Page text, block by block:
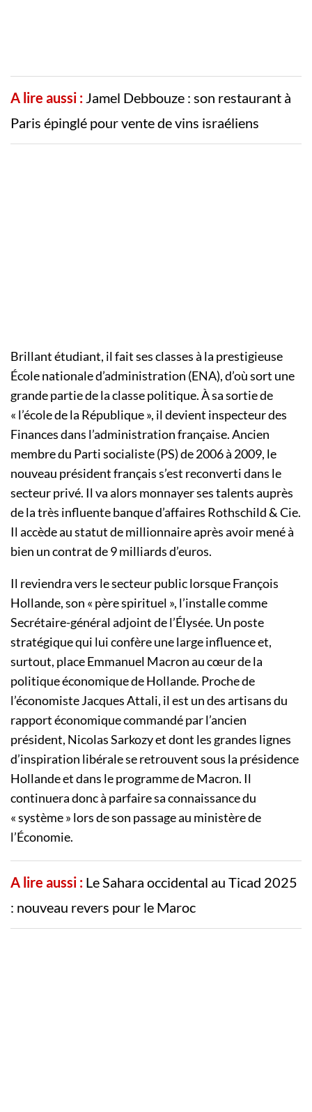
A lire aussi : Jamel Debbouze : son restaurant à
Paris épinglé pour vente de vins israéliens
Brillant étudiant, il fait ses classes à la prestigieuse
École nationale d’administration (ENA), d’où sort une
grande partie de la classe politique. À sa sortie de
« l’école de la République », il devient inspecteur des
Finances dans l’administration française. Ancien
membre du Parti socialiste (PS) de 2006 à 2009, le
nouveau président français s’est reconverti dans le
secteur privé. Il va alors monnayer ses talents auprès
de la très influente banque d’affaires Rothschild & Cie.
Il accède au statut de millionnaire après avoir mené à
bien un contrat de 9 milliards d’euros.
Il reviendra vers le secteur public lorsque François
Hollande, son « père spirituel », l’installe comme
Secrétaire-général adjoint de l’Élysée. Un poste
stratégique qui lui confère une large influence et,
surtout, place Emmanuel Macron au cœur de la
politique économique de Hollande. Proche de
l’économiste Jacques Attali, il est un des artisans du
rapport économique commandé par l’ancien
président, Nicolas Sarkozy et dont les grandes lignes
d’inspiration libérale se retrouvent sous la présidence
Hollande et dans le programme de Macron. Il
continuera donc à parfaire sa connaissance du
« système » lors de son passage au ministère de
l’Économie.
A lire aussi : Le Sahara occidental au Ticad 2025
: nouveau revers pour le Maroc